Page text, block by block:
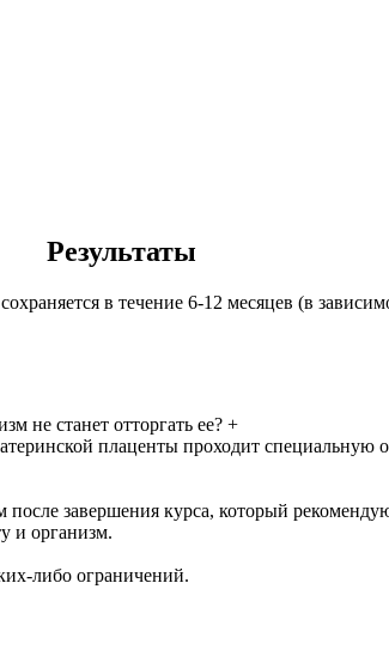
Результаты
в течение 6-12 месяцев (в
не станет отторгать ее? +
плаценты проходит специальную
завершения курса, который
и организм.
либо ограничений.